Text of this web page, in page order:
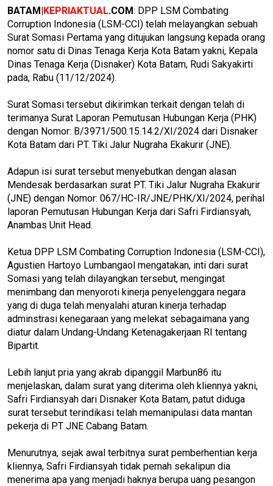
BATAM|KEPRIAKTUAL.COM: DPP LSM Combating
Corruption Indonesia (LSM-CCI) telah melayangkan sebuah
Surat Somasi Pertama yang ditujukan langsung kepada orang
nomor satu di Dinas Tenaga Kerja Kota Batam yakni, Kepala
Dinas Tenaga Kerja (Disnaker) Kota Batam, Rudi Sakyakirti
pada, Rabu (11/12/2024).
Surat Somasi tersebut dikirimkan terkait dengan telah di
terimanya Surat Laporan Pemutusan Hubungan Kerja (PHK)
dengan Nomor: B/3971/500.15.14.2/XI/2024 dari Disnaker
Kota Batam dari PT. Tiki Jalur Nugraha Ekakurir (JNE).
Adapun isi surat tersebut menyebutkan dengan alasan
Mendesak berdasarkan surat PT. Tiki Jalur Nugraha Ekakurir
(JNE) dengan Nomor: 067/HC-IR/JNE/PHK/XI/2024, perihal
laporan Pemutusan Hubungan Kerja dari Safri Firdiansyah,
Anambas Unit Head.
Ketua DPP LSM Combating Corruption Indonesia (LSM-CCI),
Agustien Hartoyo Lumbangaol mengatakan, inti dari surat
Somasi yang telah dilayangkan tersebut, mengingat
menimbang dan menyoroti kinerja penyelenggara negara
yang di duga telah menyalahi aturan kinerja terhadap
adminstrasi kenegaraan yang melekat sebagaimana yang
diatur dalam Undang-Undang Ketenagakerjaan RI tentang
Bipartit.
Lebih lanjut pria yang akrab dipanggil Marbun86 itu
menjelaskan, dalam surat yang diterima oleh kliennya yakni,
Safri Firdiansyah dari Disnaker Kota Batam, patut diduga
surat tersebut terindikasi telah memanipulasi data mantan
pekerja di PT JNE Cabang Batam.
Menurutnya, sejak awal terbitnya surat pemberhentian kerja
kliennya, Safri Firdiansyah tidak pernah sekalipun dia
menerima apa yang menjadi haknya berupa uang pesangon